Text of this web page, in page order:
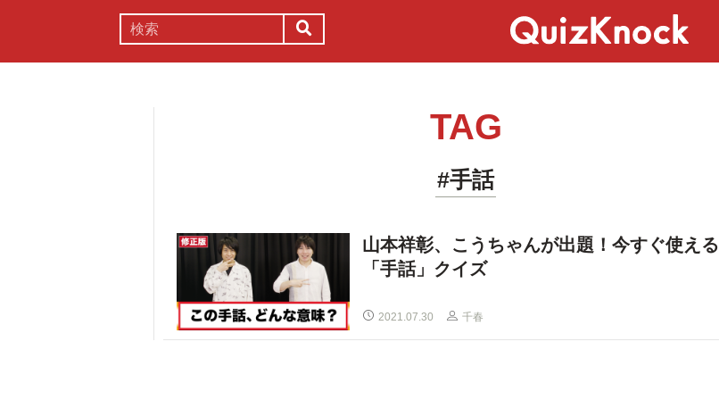
TAG
#手話
山本祥彰、こうちゃんが出題！今すぐ使える
「手話」クイズ
2021.07.30 千春